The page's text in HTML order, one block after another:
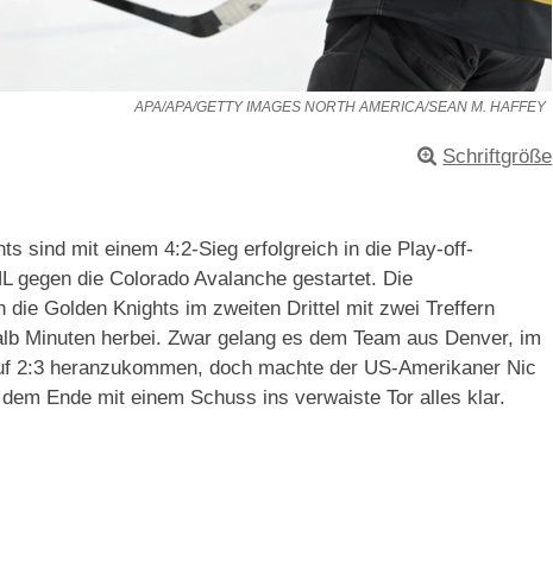
APA/APA/GETTY IMAGES NORTH AMERICA/SEAN M. HAFFEY
Schriftgröße
sind mit einem 4:2-Sieg erfolgreich in die Play-off-
gegen die Colorado Avalanche gestartet. Die
die Golden Knights im zweiten Drittel mit zwei Treffern
Minuten herbei. Zwar gelang es dem Team aus Denver, im
2:3 heranzukommen, doch machte der US-Amerikaner Nic
Ende mit einem Schuss ins verwaiste Tor alles klar.